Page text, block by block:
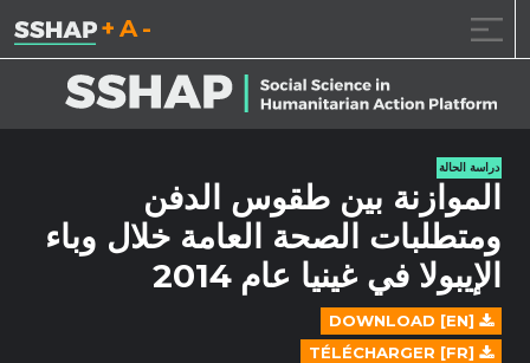
تقليل حجم الخط.
إعادة ضبط حجم
زيادة حجم
دراسة الحالة
الموازنة بين طقوس الدفن
ومتطلبات الصحة العامة خلال وباء
الإيبولا في غينيا عام 2014
DOWNLOAD [EN]
TÉLÉCHARGER [FR]